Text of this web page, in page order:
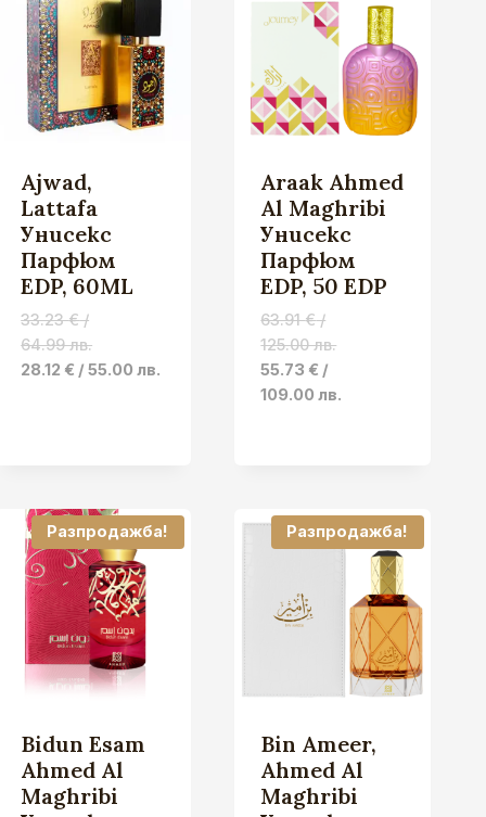
Ajwad,
Lattafa
Унисекс
Парфюм
EDP, 60ML
33.23€/
64.99 лв.
Original
28.12 € / 55.00 лв.
Araak Ahmed
Al Maghribi
Унисекс
Парфюм
EDP, 50 EDP
63.91€/
125.00 лв.
Original
price
55.73 € /
109.00 лв.
Разпродажба!
Bidun Esam
Ahmed Al
Maghribi
Разпродажба!
Bin Ameer,
Ahmed Al
Maghribi